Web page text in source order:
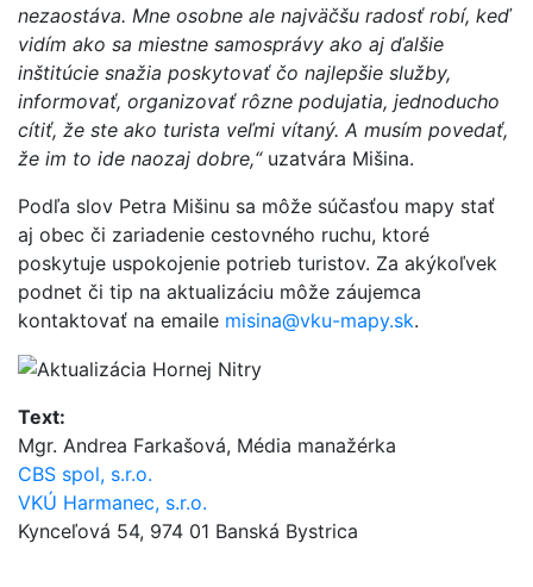
nezaostáva. Mne osobne ale najväčšu radosť robí, keď
vidím ako sa miestne samosprávy ako aj ďalšie
inštitúcie snažia poskytovať čo najlepšie služby,
informovať, organizovať rôzne podujatia, jednoducho
cítiť, že ste ako turista veľmi vítaný. A musím povedať,
že im to ide naozaj dobre,“uzatvára Mišina.
Podľa slov Petra Mišinu sa môže súčasťou mapy stať
aj obec či zariadenie cestovného ruchu, ktoré
poskytuje uspokojenie potrieb turistov. Za akýkoľvek
podnet či tip na aktualizáciu môže záujemca
kontaktovať na emaile misina@vku-mapy.sk.
Text:
Mgr. Andrea Farkašová, Média manažérka
CBS spol, s.r.o.
VKÚ Harmanec, s.r.o.
Kynceľová 54, 974 01 Banská Bystrica